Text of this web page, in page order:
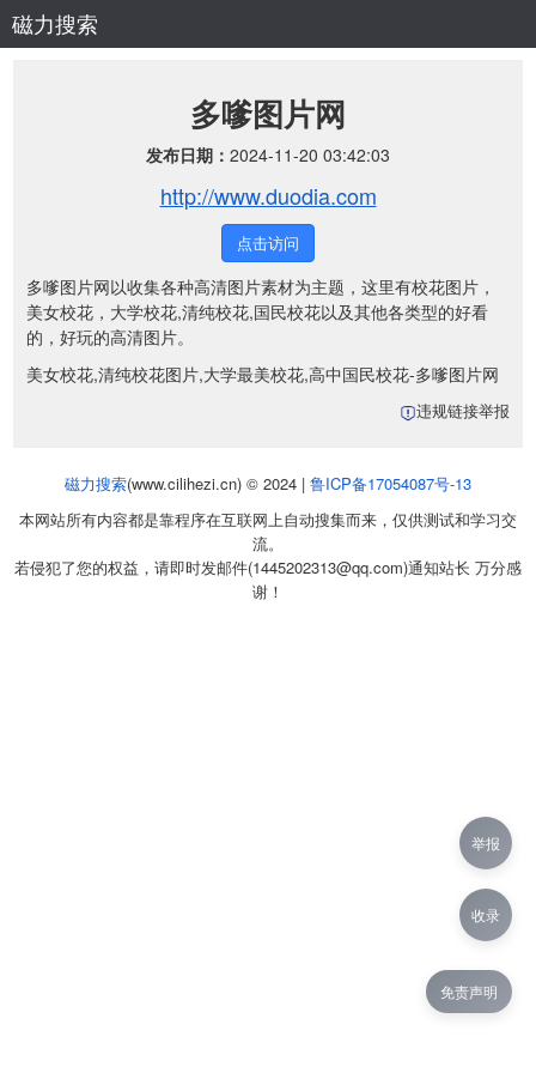
磁力搜索
多嗲图片网
发布日期： 2024-11-20 03:42:03
http://www.duodia.com
点击访问
多嗲图片网以收集各种高清图片素材为主题，这里有校花图片，
美女校花，大学校花,清纯校花,国民校花以及其他各类型的好看
的，好玩的高清图片。
美女校花,清纯校花图片,大学最美校花,高中国民校花-多嗲图片网
违规链接举报
磁力搜索(www.cilihezi.cn) © 2024 | 鲁ICP备17054087号-13
本网站所有内容都是靠程序在互联网上自动搜集而来，仅供测试和学习交
流。
若侵犯了您的权益，请即时发邮件(1445202313@qq.com)通知站长 万分感
谢！
免责声明
举报
收录